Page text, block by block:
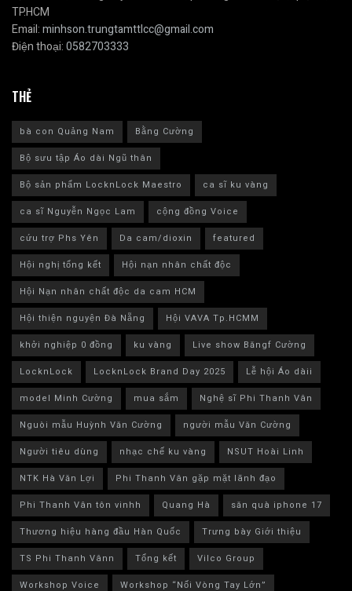
TP.HCM
Email:minhson.trungtamttlcc@gmail.com
Điện thoại:0582703333
THẺ
bà con Quảng Nam
Bằng Cường
Bộ sưu tập Áo dài Ngũ thân
Bộ sản phẩm LocknLock Maestro
ca sĩ ku vàng
ca sĩ Nguyễn Ngọc Lam
cộng đồng Voice
cứu trợ Phs Yên
Da cam/dioxin
featured
Hội nghị tổng kết
Hội nạn nhân chất độc
Hội Nạn nhân chất độc da cam HCM
Hội thiện nguyện Đà Nẵng
Hội VAVA Tp.HCMM
khởi nghiệp 0 đồng
ku vàng
Live show Băngf Cường
LocknLock
LocknLock Brand Day 2025
Lễ hội Áo dàii
model Minh Cường
mua sắm
Nghệ sĩ Phi Thanh Vân
Nguòi mẫu Huỳnh Văn Cường
người mẫu Văn Cường
Người tiêu dùng
nhạc chế ku vàng
NSUT Hoài Linh
NTK Hà Văn Lợi
Phi Thanh Vân gặp mặt lãnh đạo
Phi Thanh Vân tôn vinhh
Quang Hà
săn quà iphone 17
Thương hiệu hàng đầu Hàn Quốc
Trưng bày Giới thiệu
TS Phi Thanh Vânn
Tổng kết
Vilco Group
Workshop Voice
Workshop “Nối Vòng Tay Lớn”